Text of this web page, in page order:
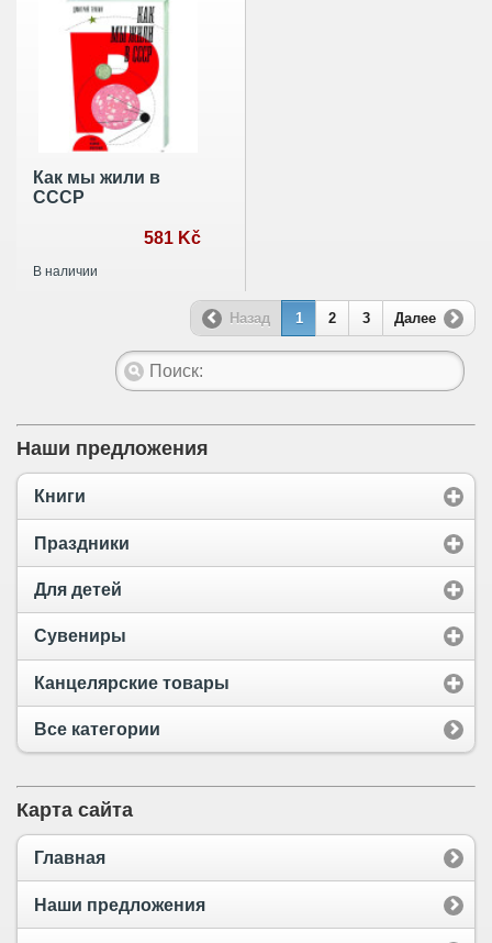
Как мы жили в
СССР
581 Kč
В наличии
Назад 1 2 3 Далее
Наши предложения
Книги
Праздники
Для детей
Сувениры
Канцелярские товары
Все категории
Карта сайта
Главная
Наши предложения